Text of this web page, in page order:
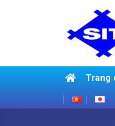
Trang